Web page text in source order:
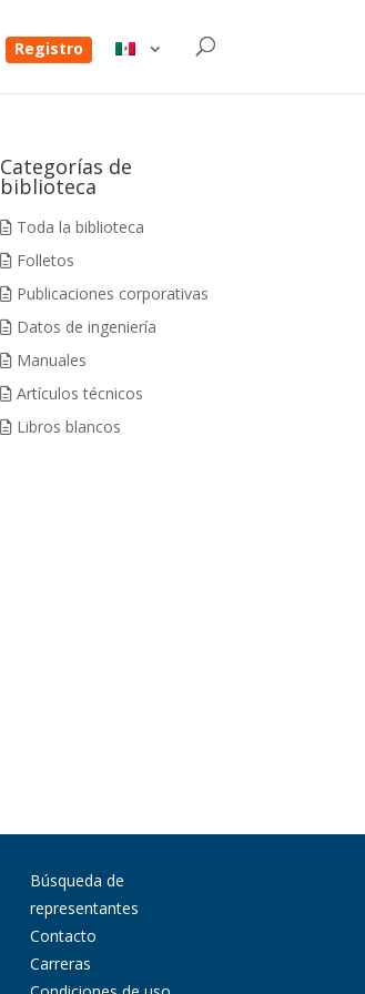
Registro
Categorías de
biblioteca
Toda la biblioteca
Folletos
Publicaciones corporativas
Datos de ingeniería
Manuales
Artículos técnicos
Libros blancos
Búsqueda de
representantes
Contacto
Carreras